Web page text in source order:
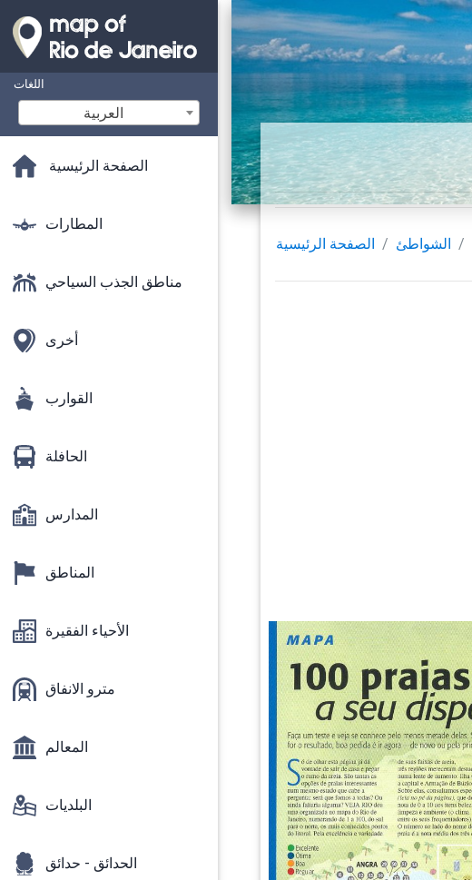
اللغات
‫العربية
الصفحة الرئيسية
المطارات
مناطق الجذب السياحي
أخرى
القوارب
الحافلة
المدارس
المناطق
الأحياء الفقيرة
مترو الانفاق
المعالم
البلديات
الحدائق - حدائق
الصفحة الرئيسية الشواطئ